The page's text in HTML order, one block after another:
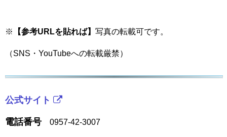
※ 【参考URLを貼れば】 写真の転載可です。
（SNS・YouTubeへの転載厳禁）
公式サイト
電話番号 0957-42-3007